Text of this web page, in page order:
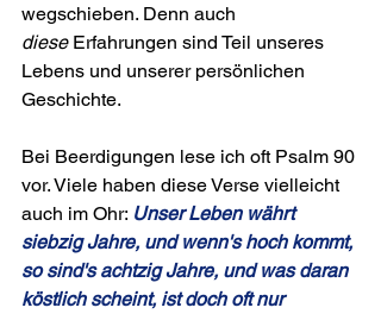
wegschieben. Denn auch
diese Erfahrungen sind Teil unseres
Lebens und unserer persönlichen
Geschichte.
Bei Beerdigungen lese ich oft Psalm 90
vor. Viele haben diese Verse vielleicht
auch im Ohr: Unser Leben währt
siebzig Jahre, und wenn's hoch kommt,
so sind's achtzig Jahre, und was daran
köstlich scheint, ist doch oft nur